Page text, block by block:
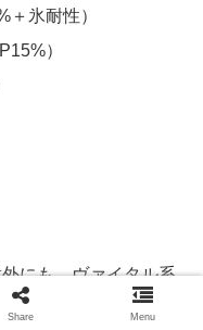
氷耐性）
）
にも、ヴァイタル系
げが重要です。
Share Menu